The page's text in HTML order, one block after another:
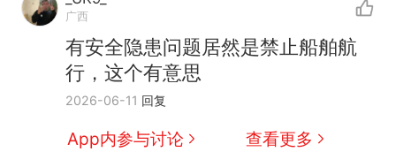
广西
有安全隐患问题居然是禁止船舶航
行，这个有意思
2026-06-11 回复
App内参与讨论 查看更多